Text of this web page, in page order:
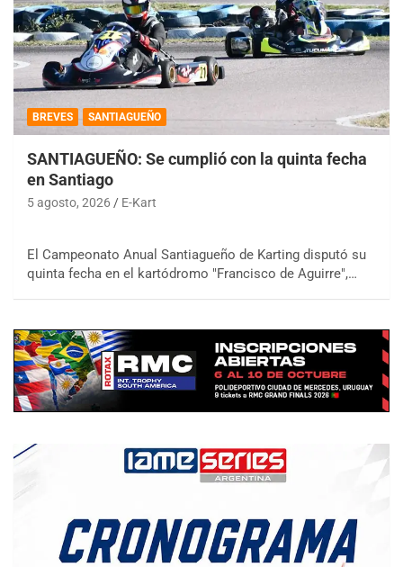
BREVES SANTIAGUEÑO
SANTIAGUEÑO: Se cumplió con la quinta fecha
en Santiago
5 agosto, 2026 E-Kart
El Campeonato Anual Santiagueño de Karting disputó su
quinta fecha en el kartódromo "Francisco de Aguirre",…